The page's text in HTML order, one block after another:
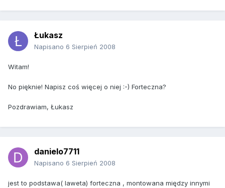
Łukasz
Napisano 6 Sierpień 2008
Witam!
No pięknie! Napisz coś więcej o niej :-) Forteczna?
Pozdrawiam, Łukasz
danielo7711
Napisano 6 Sierpień 2008
jest to podstawa( laweta) forteczna , montowana między innymi